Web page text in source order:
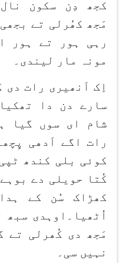
کجھ دِن سکون
مَجھ کھُرلی تے
رہی ہور تے ہور
مونہ مار لیندی۔
اِک اَنھیری رات دی
سارے دن دا
شام ای سوں گیا
رات اگے اَدھی
کوئی بلی کندھ
کُتا حویلی دے
کھڑاک سُن کے
اُٹھیا۔اوہدی سبھ
مَجھ دی کُھرلی تے
نہیں سی۔